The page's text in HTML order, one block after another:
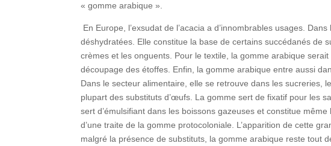
« gomme arabique ».
En Europe, l’exsudat de l’acacia a d’innombrables usages.
déshydratées. Elle constitue la base de certains succédanés de
crèmes et les onguents. Pour le textile, la gomme arabique
découpage des étoffes. Enfin, la gomme arabique entre aussi
Dans le secteur alimentaire, elle se retrouve dans les sucreries,
plupart des substituts d’œufs. La gomme sert de fixatif pour les
sert d’émulsifiant dans les boissons gazeuses et constitue
d’une traite de la gomme protocoloniale. L’apparition de cette
malgré la présence de substituts, la gomme arabique reste tout